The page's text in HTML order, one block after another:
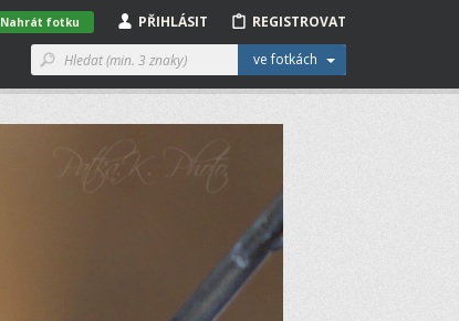
ve fotkách
REGISTROVAT
PŘIHLÁSIT
Nahrát fotku